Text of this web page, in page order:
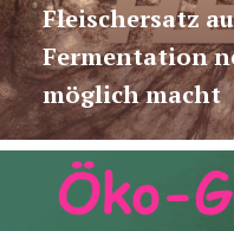
Fleischersatz
Fermentation
möglich macht